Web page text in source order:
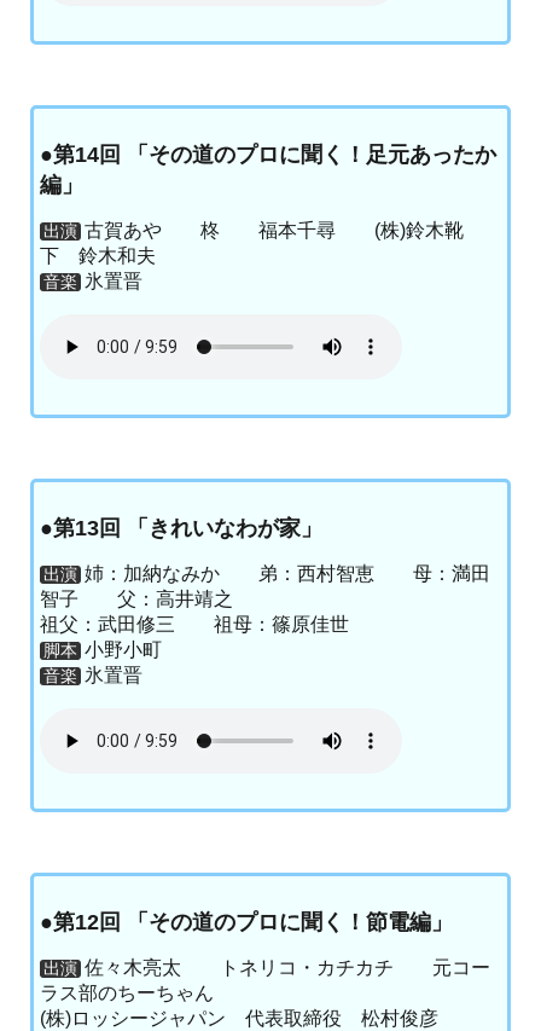
●第14回 「その道のプロに聞く！足元あったか
編」
出演 古賀あや 柊 福本千尋 (株)鈴木靴
下 鈴木和夫
音楽 氷置晋
●第13回 「きれいなわが家」
出演 姉：加納なみか 弟：西村智恵 母：満田
智子 父：高井靖之
祖父：武田修三 祖母：篠原佳世
脚本 小野小町
音楽 氷置晋
●第12回 「その道のプロに聞く！節電編」
出演 佐々木亮太 トネリコ・カチカチ 元コー
ラス部のちーちゃん
(株)ロッシージャパン 代表取締役 松村俊彦